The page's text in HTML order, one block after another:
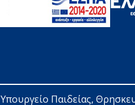
Υπουργείο Παιδείας,